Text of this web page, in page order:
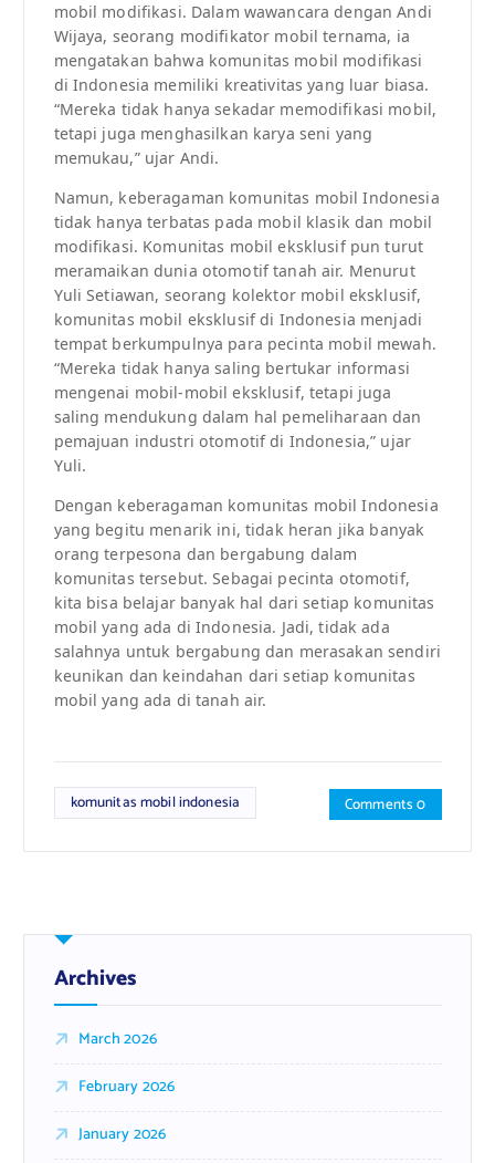
mobil modifikasi. Dalam wawancara dengan Andi
Wijaya, seorang modifikator mobil ternama, ia
mengatakan bahwa komunitas mobil modifikasi
di Indonesia memiliki kreativitas yang luar biasa.
“Mereka tidak hanya sekadar memodifikasi mobil,
tetapi juga menghasilkan karya seni yang
memukau,” ujar Andi.
Namun, keberagaman komunitas mobil Indonesia
tidak hanya terbatas pada mobil klasik dan mobil
modifikasi. Komunitas mobil eksklusif pun turut
meramaikan dunia otomotif tanah air. Menurut
Yuli Setiawan, seorang kolektor mobil eksklusif,
komunitas mobil eksklusif di Indonesia menjadi
tempat berkumpulnya para pecinta mobil mewah.
“Mereka tidak hanya saling bertukar informasi
mengenai mobil-mobil eksklusif, tetapi juga
saling mendukung dalam hal pemeliharaan dan
pemajuan industri otomotif di Indonesia,” ujar
Yuli.
Dengan keberagaman komunitas mobil Indonesia
yang begitu menarik ini, tidak heran jika banyak
orang terpesona dan bergabung dalam
komunitas tersebut. Sebagai pecinta otomotif,
kita bisa belajar banyak hal dari setiap komunitas
mobil yang ada di Indonesia. Jadi, tidak ada
salahnya untuk bergabung dan merasakan sendiri
keunikan dan keindahan dari setiap komunitas
mobil yang ada di tanah air.
komunitas mobil indonesia Comments 0
Archives
March 2026
February 2026
January 2026